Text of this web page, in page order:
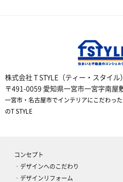
株式会社 T STYLE（ティー・スタイル）
〒491-0059 愛知県一宮市一宮字南屋
一宮市・名古屋市でインテリアにこだわっ
のT STYLE
コンセプト
‐デザインへのこだわり
‐デザインリフォーム